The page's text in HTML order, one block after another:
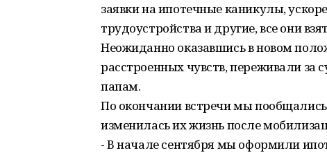
заявки на ипотечные каникулы,
трудоустройства и другие, все они
Неожиданно оказавшись в новом
расстроенных чувств, переживали за
папам.
По окончании встречи мы
изменилась их жизнь после
- В начале сентября мы оформили